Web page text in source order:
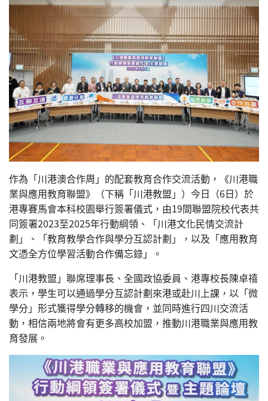
作為「川港澳合作周」的配套教育合作交流活動，《川港職
業與應用教育聯盟》（下稱「川港教盟」）今日（6日）於
港專賽馬會本科校園舉行簽署儀式，由19間聯盟院校代表共
同簽署2023至2025年行動綱領、「川港文化民情交流計
劃」、「教育教學合作與學分互認計劃」，以及「應用教育
文憑全方位學習活動合作備忘錄」。
「川港教盟」聯席理事長、全國政協委員、港專校長陳卓禧
表示，學生可以通過學分互認計劃來港或赴川上課，以「微
學分」形式獲得學分轉移的機會，並同時進行四川交流活
動，相信兩地將會有更多高校加盟，推動川港職業與應用教
育發展。